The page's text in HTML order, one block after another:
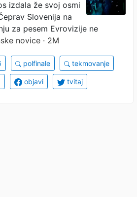
izdala že svoj osmi
Slovenija na
za pesem Evrovizije ne
novice · 2M
polfinale tekmovanje
objavi tvitaj